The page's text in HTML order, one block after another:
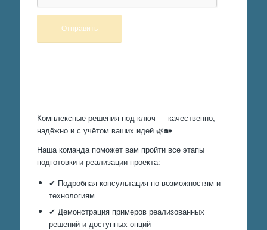
Комплексные решения под ключ — качественно,
надёжно и с учётом ваших идей 🌿🏡
Наша команда поможет вам пройти все этапы
подготовки и реализации проекта:
✔ Подробная консультация по возможностям и
технологиям
✔ Демонстрация примеров реализованных
решений и доступных опций